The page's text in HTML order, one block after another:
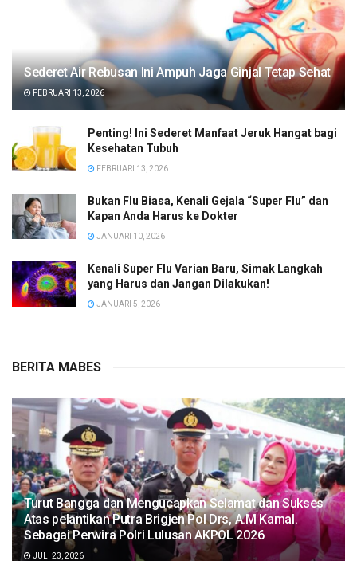
Sederet Air Rebusan Ini Ampuh Jaga Ginjal Tetap Sehat
FEBRUARI 13, 2026
Penting! Ini Sederet Manfaat Jeruk Hangat bagi
Kesehatan Tubuh
FEBRUARI 13, 2026
Bukan Flu Biasa, Kenali Gejala “Super Flu” dan
Kapan Anda Harus ke Dokter
JANUARI 10, 2026
Kenali Super Flu Varian Baru, Simak Langkah
yang Harus dan Jangan Dilakukan!
JANUARI 5, 2026
BERITA MABES
Turut Bangga dan Mengucapkan Selamat dan Sukses
Atas pelantikan Putra Brigjen Pol Drs, A.M Kamal.
Sebagai Perwira Polri Lulusan AKPOL 2026
JULI 23, 2026